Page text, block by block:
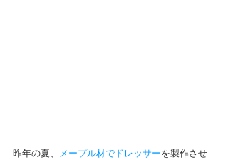
昨年の夏、 メープル材でドレッサーを製作させ